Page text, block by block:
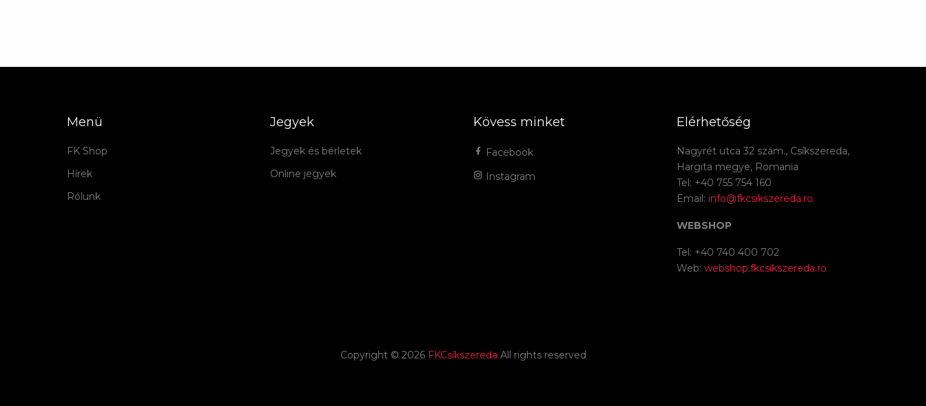
Menü
FK Shop
Hírek
Rólunk
Jegyek
Jegyek és bérletek
Online jegyek
Kövess minket
Facebook
Instagram
Elérhetőség
Nagyrét utca 32 szám., Csíkszereda,
Hargita megye, Romania
Tel: +40 755 754 160
Email: info@fkcsikszereda.ro
WEBSHOP
Tel: +40 740 400 702
Web: webshop.fkcsikszereda.ro
Copyright © 2026 FKCsíkszereda All rights reserved